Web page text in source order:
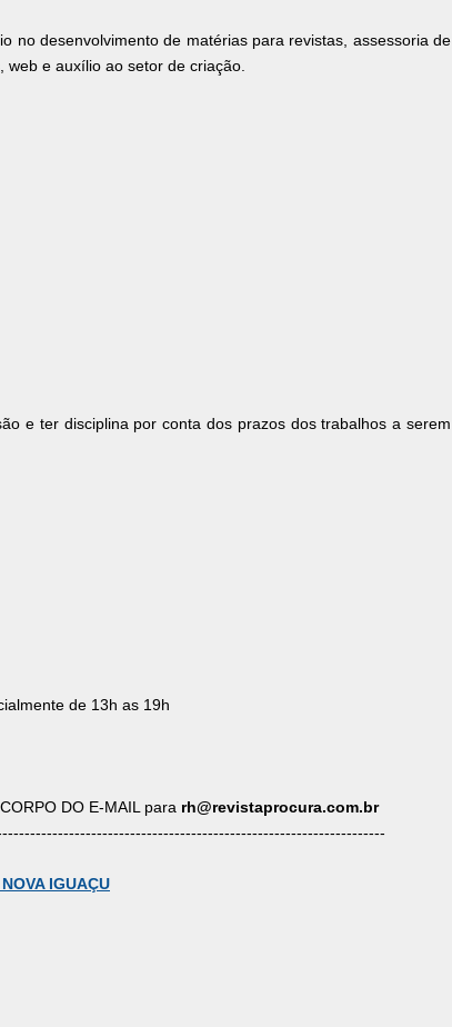
no desenvolvimento de matérias para revistas, assessoria de
web e auxílio ao setor de criação.
e ter disciplina por conta dos prazos dos trabalhos a serem
de 13h as 19h
DO E-MAIL para rh@revistaprocura.com.br
IGUAÇU